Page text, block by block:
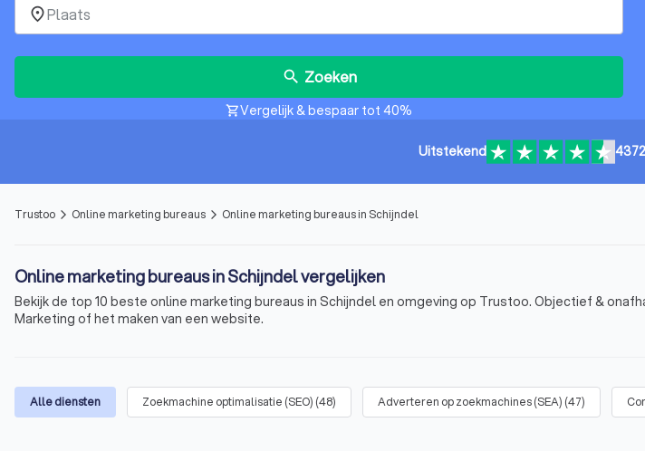
place
search Zoeken
shopping_cartVergelijk & bespaar tot 40%
Uitstekend 4372
Trustoo arrow_forward_ios Online marketing bureaus arrow_forward_ios Online marketing bureaus in Schijndel
Online marketing bureaus in Schijndel vergelijken
Bekijk de top 10 beste online marketing bureaus in Schijndel en omgeving op Trustoo. Objectief &
Marketing of het maken van een website.
Alle diensten Zoekmachine optimalisatie (SEO) (48) Adverteren op zoekmachines (SEA) (47)